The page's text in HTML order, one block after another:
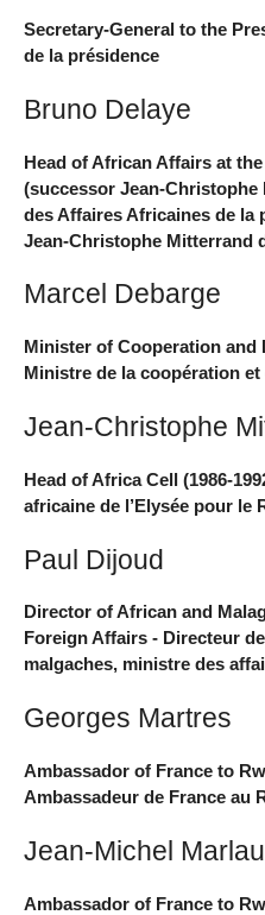
Secretary-General to the
de la présidence
Bruno Delaye
Head of African Affairs at
(successor Jean-Christophe
des Affaires Africaines de la
Jean-Christophe Mitterrand
Marcel Debarge
Minister of Cooperation and
Ministre de la coopération
Jean-Christophe
Head of Africa Cell (1986-
africaine de l’Elysée pour le
Paul Dijoud
Director of African and
Foreign Affairs - Directeur
malgaches, ministre des
Georges Martres
Ambassador of France to
Ambassadeur de France au
Jean-Michel
Ambassador of France to